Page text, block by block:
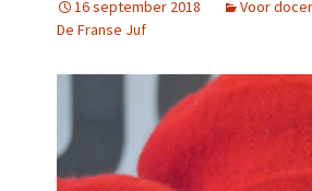
Franse (strip)boeken
Slimme leertips
Kahoot-quizzen
Leenwoord-oefeningen
Links
16 september 2018 Voor
De Franse Juf